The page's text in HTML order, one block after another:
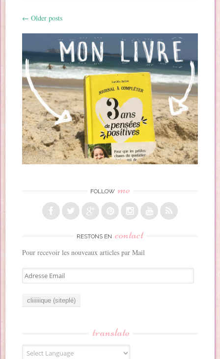
Post navigation
← Older posts
FOLLOW me
RESTONS EN contact
Pour recevoir les nouveaux articles par Mail
A
d
E
m
translate